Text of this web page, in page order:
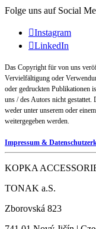
Folge uns auf Social
Instagram
LinkedIn
Das Copyright für von uns
Vervielfältigung oder
oder gedruckten Publikationen
uns / des Autors nicht
weder unter unserem oder
weitergegeben werden.
Impressum &
KOPKA
TONAK a.S.
Zborovská 823